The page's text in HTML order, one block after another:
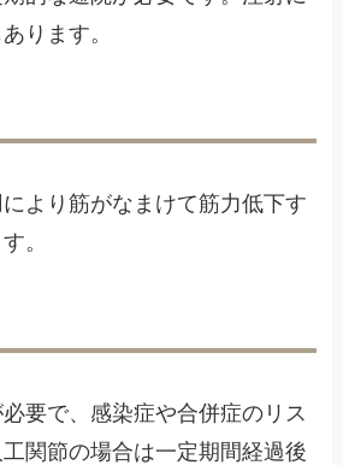
ります。
より筋がなまけて筋力低下す
。
要で、感染症や合併症のリス
関節の場合は一定期間経過後